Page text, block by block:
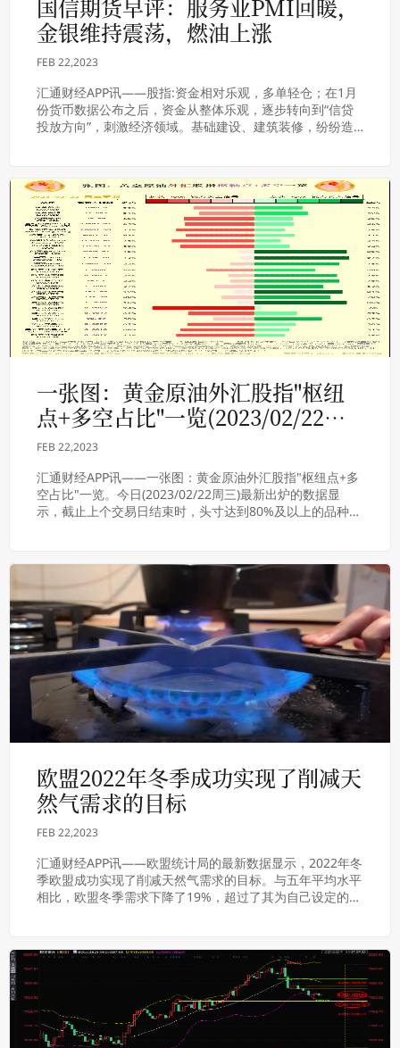
国信期货早评：服务业PMI回暖，
金银维持震荡，燃油上涨
FEB 22,2023
汇通财经APP讯——股指:资金相对乐观，多单轻仓；在1月
份货币数据公布之后，资金从整体乐观，逐步转向到“信贷
投放方向”，刺激经济领域。基础建设、建筑装修，纷纷造
一张图：黄金原油外汇股指"枢纽
点+多空占比"一览(2023/02/22周
三)
FEB 22,2023
汇通财经APP讯——一张图：黄金原油外汇股指"枢纽点+多
空占比"一览。今日(2023/02/22周三)最新出炉的数据显
示，截止上个交易日结束时，头寸达到80%及以上的品种
欧盟2022年冬季成功实现了削减天
然气需求的目标
FEB 22,2023
汇通财经APP讯——欧盟统计局的最新数据显示，2022年冬
季欧盟成功实现了削减天然气需求的目标。与五年平均水平
相比，欧盟冬季需求下降了19%，超过了其为自己设定的帮